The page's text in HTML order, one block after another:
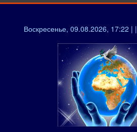
Воскресенье, 09.08.2026, 17:22 | |